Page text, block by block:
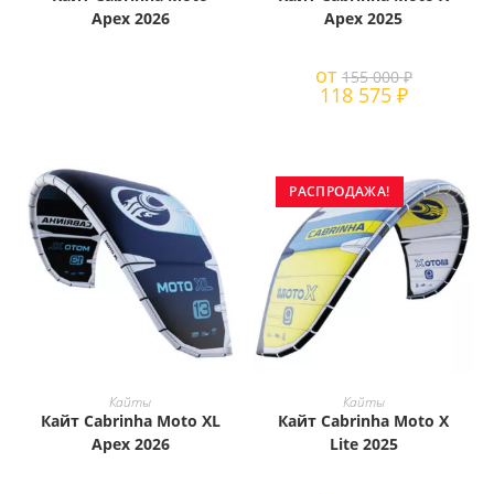
Apex 2026
вариаций.
на
странице
товара.
Apex 2025
от 155 000₽
118 575 ₽
ЧИТАТЬ ДАЛЕЕ
Кайты
Кайт Cabrinha Moto XL
Apex 2026
РАСПРОДАЖА!
ВЫБЕРИТЕ ПАРАМЕТРЫ
товар
имеет
несколько
вариаций.
Опции
Кайты
Кайт Cabrinha Moto X
Lite 2025